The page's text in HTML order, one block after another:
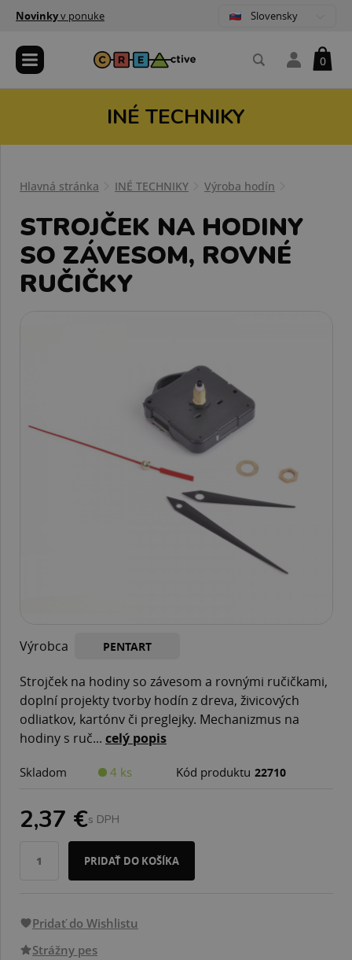
Novinkyv ponuke Slovensky
0
INÉ TECHNIKY
Hlavná stránka INÉ TECHNIKY Výroba hodín
STROJČEK NA HODINY
SO ZÁVESOM, ROVNÉ
RUČIČKY
Výrobca PENTART
Strojček na hodiny so závesom a rovnými ručičkami,
doplní projekty tvorby hodín z dreva, živicových
odliatkov, kartónv či preglejky. Mechanizmus na
hodiny s ruč... celý popis
Skladom 4 ks Kód produktu 22710
2,37 €s DPH
PRIDAŤ DO KOŠÍKA
Pridať do Wishlistu
Strážny pes